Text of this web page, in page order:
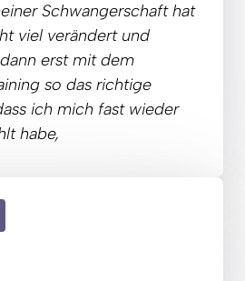
Schwangerschaft
hat
viel verändert
dann erst mit
so das
ich mich fast
wieder
habe,